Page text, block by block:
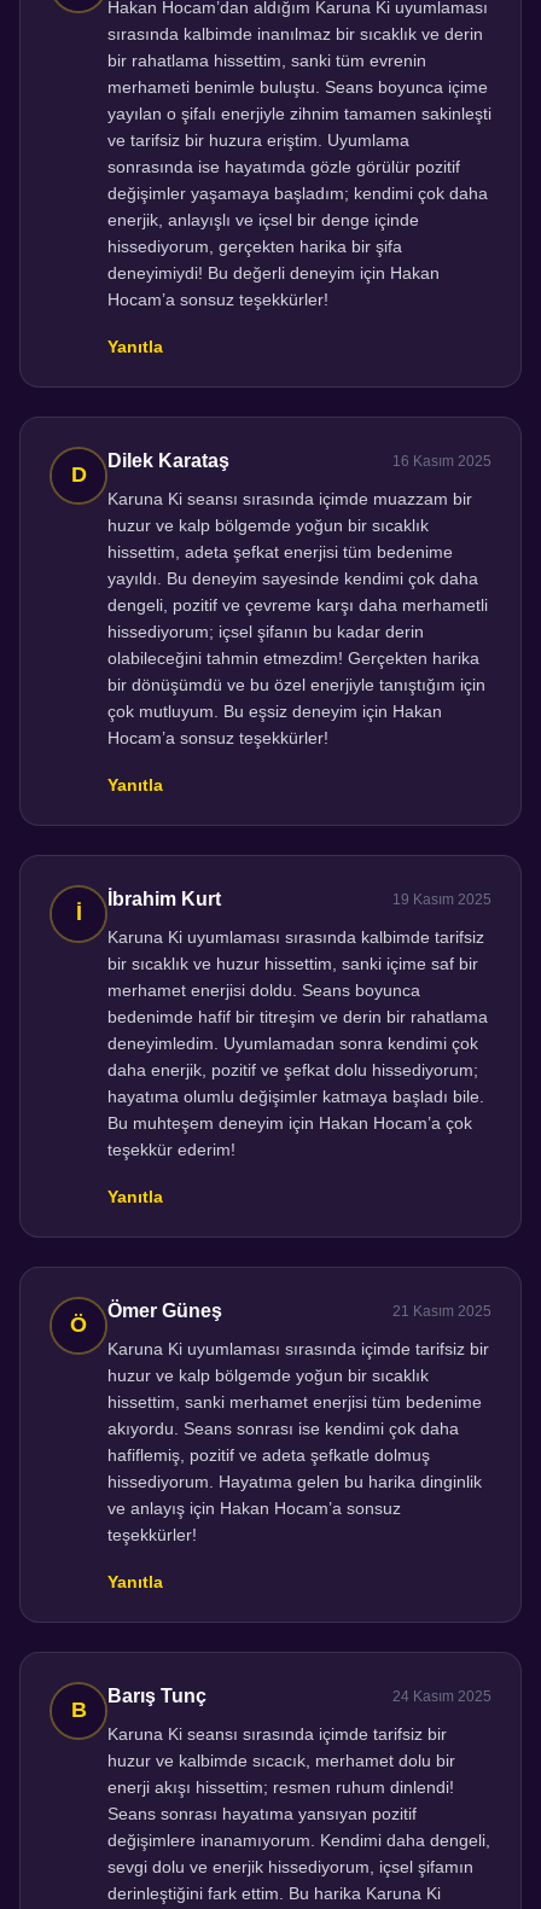
Hakan Hocam’dan aldığım Karuna Ki uyumlaması
sırasında kalbimde inanılmaz bir sıcaklık ve derin
bir rahatlama hissettim, sanki tüm evrenin
merhameti benimle buluştu. Seans boyunca içime
yayılan o şifalı enerjiyle zihnim tamamen sakinleşti
ve tarifsiz bir huzura eriştim. Uyumlama
sonrasında ise hayatımda gözle görülür pozitif
değişimler yaşamaya başladım; kendimi çok daha
enerjik, anlayışlı ve içsel bir denge içinde
hissediyorum, gerçekten harika bir şifa
deneyimiydi! Bu değerli deneyim için Hakan
Hocam’a sonsuz teşekkürler!
Yanıtla
Dilek Karataş 16 Kasım 2025
Karuna Ki seansı sırasında içimde muazzam bir
huzur ve kalp bölgemde yoğun bir sıcaklık
hissettim, adeta şefkat enerjisi tüm bedenime
yayıldı. Bu deneyim sayesinde kendimi çok daha
dengeli, pozitif ve çevreme karşı daha merhametli
hissediyorum; içsel şifanın bu kadar derin
olabileceğini tahmin etmezdim! Gerçekten harika
bir dönüşümdü ve bu özel enerjiyle tanıştığım için
çok mutluyum. Bu eşsiz deneyim için Hakan
Hocam’a sonsuz teşekkürler!
Yanıtla
İbrahim Kurt 19 Kasım 2025
Karuna Ki uyumlaması sırasında kalbimde tarifsiz
bir sıcaklık ve huzur hissettim, sanki içime saf bir
merhamet enerjisi doldu. Seans boyunca
bedenimde hafif bir titreşim ve derin bir rahatlama
deneyimledim. Uyumlamadan sonra kendimi çok
daha enerjik, pozitif ve şefkat dolu hissediyorum;
hayatıma olumlu değişimler katmaya başladı bile.
Bu muhteşem deneyim için Hakan Hocam’a çok
teşekkür ederim!
Yanıtla
Ömer Güneş 21 Kasım 2025
Karuna Ki uyumlaması sırasında içimde tarifsiz bir
huzur ve kalp bölgemde yoğun bir sıcaklık
hissettim, sanki merhamet enerjisi tüm bedenime
akıyordu. Seans sonrası ise kendimi çok daha
hafiflemiş, pozitif ve adeta şefkatle dolmuş
hissediyorum. Hayatıma gelen bu harika dinginlik
ve anlayış için Hakan Hocam’a sonsuz
teşekkürler!
Yanıtla
Barış Tunç 24 Kasım 2025
Karuna Ki seansı sırasında içimde tarifsiz bir
huzur ve kalbimde sıcacık, merhamet dolu bir
enerji akışı hissettim; resmen ruhum dinlendi!
Seans sonrası hayatıma yansıyan pozitif
değişimlere inanamıyorum. Kendimi daha dengeli,
sevgi dolu ve enerjik hissediyorum, içsel şifamın
derinleştiğini fark ettim. Bu harika Karuna Ki